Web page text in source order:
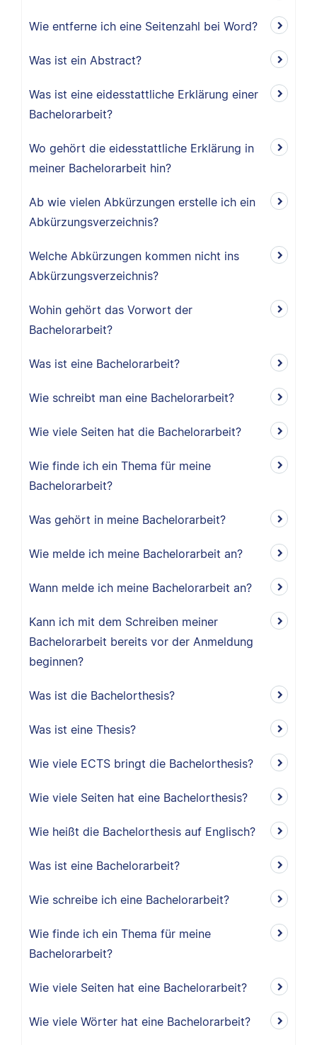
Wie entferne ich eine Seitenzahl bei Word?
Was ist ein Abstract?
Was ist eine eidesstattliche Erklärung einer
Bachelorarbeit?
Wo gehört die eidesstattliche Erklärung in
meiner Bachelorarbeit hin?
Ab wie vielen Abkürzungen erstelle ich ein
Abkürzungsverzeichnis?
Welche Abkürzungen kommen nicht ins
Abkürzungsverzeichnis?
Wohin gehört das Vorwort der
Bachelorarbeit?
Was ist eine Bachelorarbeit?
Wie schreibt man eine Bachelorarbeit?
Wie viele Seiten hat die Bachelorarbeit?
Wie finde ich ein Thema für meine
Bachelorarbeit?
Was gehört in meine Bachelorarbeit?
Wie melde ich meine Bachelorarbeit an?
Wann melde ich meine Bachelorarbeit an?
Kann ich mit dem Schreiben meiner
Bachelorarbeit bereits vor der Anmeldung
beginnen?
Was ist die Bachelorthesis?
Was ist eine Thesis?
Wie viele ECTS bringt die Bachelorthesis?
Wie viele Seiten hat eine Bachelorthesis?
Wie heißt die Bachelorthesis auf Englisch?
Was ist eine Bachelorarbeit?
Wie schreibe ich eine Bachelorarbeit?
Wie finde ich ein Thema für meine
Bachelorarbeit?
Wie viele Seiten hat eine Bachelorarbeit?
Wie viele Wörter hat eine Bachelorarbeit?